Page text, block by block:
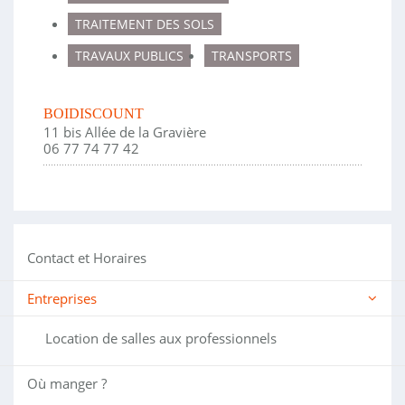
TRAITEMENT DES SOLS
TRAVAUX PUBLICS
TRANSPORTS
BOIDISCOUNT
11 bis Allée de la Gravière
06 77 74 77 42
Contact et Horaires
Entreprises
Location de salles aux professionnels
Où manger ?